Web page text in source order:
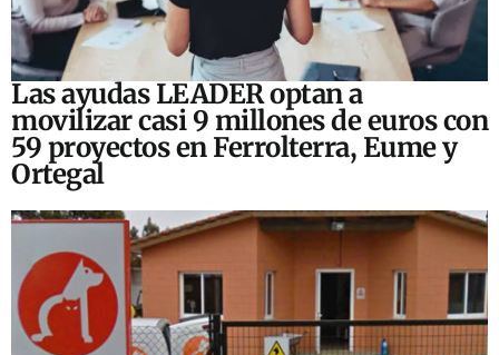
Las ayudas LEADER optan a
movilizar casi 9 millones de euros con
59 proyectos en Ferrolterra, Eume y
Ortegal